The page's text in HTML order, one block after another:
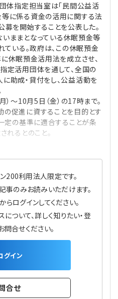
のnote
験一問一答
新公益信託」活用戦略
産運用
ための人事戦略
で想定される指摘事項
ンタビュー
上相談室
きガイドライン
学
体指定担当室は「民間公益活
に係る資金の活用に関する法
を開始することを公表した。
ままとなっている休眠預金等
いる。政府は、この休眠預金
休眠預金活用法を成立させ、
定活用団体を通して、全国の
助成・貸付をし、公益活動を
〜10月5日（金）の17時まで。
促進に資することを目的とす
定の基準に適合することが条
れるとのこと。
200利用法人限定です。
事のみお読みいただけます。
ログインしてください。
ついて、詳しく知りたい・登
合せください。
グイン
合せ